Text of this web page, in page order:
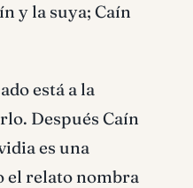
y la suya; Caín
está a la
Después Caín
es una
el relato nombra